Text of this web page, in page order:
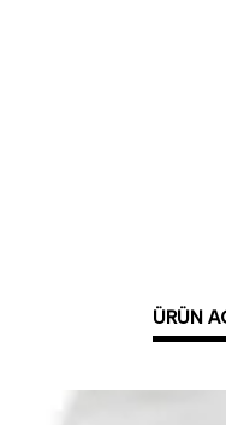
ÜRÜN